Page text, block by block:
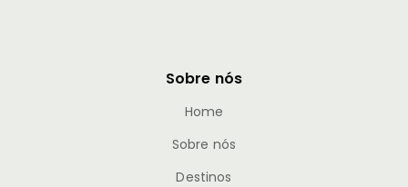
Sobre nós
Home
Sobre nós
Destinos